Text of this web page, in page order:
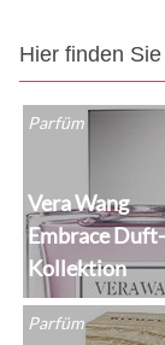
Hier finden
Parfüm
Vera Wang
Embrace Duft-
Kollektion
Parfüm